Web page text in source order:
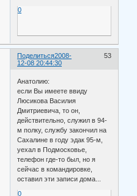
0
Поделиться 53
2008-
12-08 20:44:30
Анатолию:
если Вы имеете ввиду
Люсикова Василия
Дмитриевича, то он,
действительно, служил в 94-
м полку, службу закончил на
Сахалине в году эдак 95-м,
уехал в Подмосковье,
телефон где-то был, но я
сейчас в командировке,
оставил эти записи дома...
0